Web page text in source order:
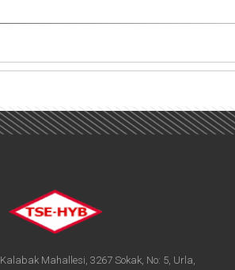
Kalabak Mahallesi, 3267 Sokak, No: 5, Urla,